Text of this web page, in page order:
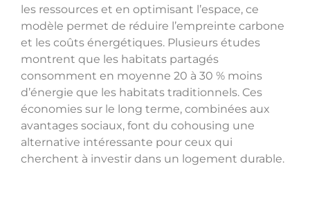
les ressources et en optimisant l’espace, ce
modèle permet de réduire l’empreinte carbone
et les coûts énergétiques. Plusieurs études
montrent que les habitats partagés
consomment en moyenne 20 à 30 % moins
d’énergie que les habitats traditionnels. Ces
économies sur le long terme, combinées aux
avantages sociaux, font du cohousing une
alternative intéressante pour ceux qui
cherchent à investir dans un logement durable.